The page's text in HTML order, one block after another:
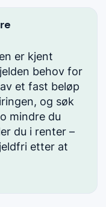
er kjent
behov for
et fast beløp
og søk
mindre du
du i renter –
etter at